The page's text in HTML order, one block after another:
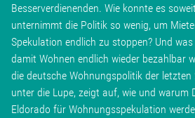
Besserverdienenden. Wie konnte es
unternimmt die Politik so wenig, um
Spekulation endlich zu stoppen? Und
damit Wohnen endlich wieder bezahlbar
die deutsche Wohnungspolitik der
unter die Lupe, zeigt auf, wie und warum
Eldorado für Wohnungsspekulation